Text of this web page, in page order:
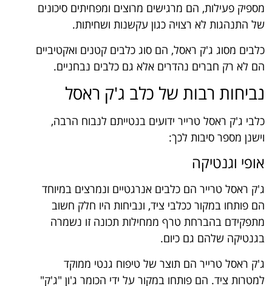
מספיק פעילות, הם מרגישים מרוצים ומפחיתים סיכונים
של התנהגות לא רצויה כגון עקשנות ושחיתות.
כלבים מסוג ג'ק ראסל, הם סוג כלבים קטנים ואקטיביים
הם לא רק חברים נהדרים אלא גם כלבים נבחניים.
נביחות רבות של כלב ג'ק ראסל
כלבי ג'ק ראסל טרייר ידועים בנטייתם לנבוח הרבה,
וישנן מספר סיבות לכך:
אופי וגנטיקה
ג'ק ראסל טרייר הם כלבים אנרגטיים ונמרצים במיוחד
הם פותחו במקור ככלבי ציד, ונביחות היו חלק חשוב
מתפקידם בהברחת טרף ממחילות תכונה זו נשמרה
בגנטיקה שלהם גם כיום.
ג'ק ראסל טרייר הם תוצר של טיפוח גנטי ממוקד
למטרות ציד. הם פותחו במקור על ידי הכומר ג'ון "ג'ק"